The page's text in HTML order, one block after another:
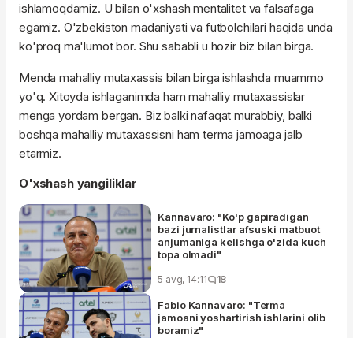
ishlamoqdamiz. U bilan o'xshash mentalitet va falsafaga
egamiz. O'zbekiston madaniyati va futbolchilari haqida unda
ko'proq ma'lumot bor. Shu sababli u hozir biz bilan birga.
Menda mahalliy mutaxassis bilan birga ishlashda muammo
yo'q. Xitoyda ishlaganimda ham mahalliy mutaxassislar
menga yordam bergan. Biz balki nafaqat murabbiy, balki
boshqa mahalliy mutaxassisni ham terma jamoaga jalb
etarmiz.
O'xshash yangiliklar
Kannavaro: "Ko'p gapiradigan
bazi jurnalistlar afsuski matbuot
anjumaniga kelishga o'zida kuch
topa olmadi"
5 avg, 14:11 18
Fabio Kannavaro: "Terma
jamoani yoshartirish ishlarini olib
boramiz"